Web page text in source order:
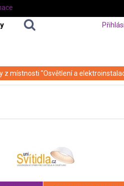
z místnosti "Osvětlení a